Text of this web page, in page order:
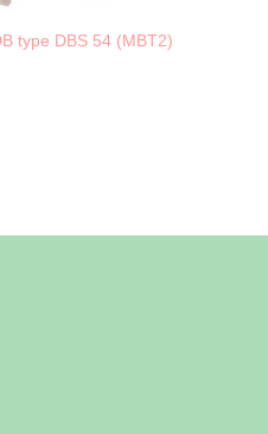
type DBS 54 (MBT2)